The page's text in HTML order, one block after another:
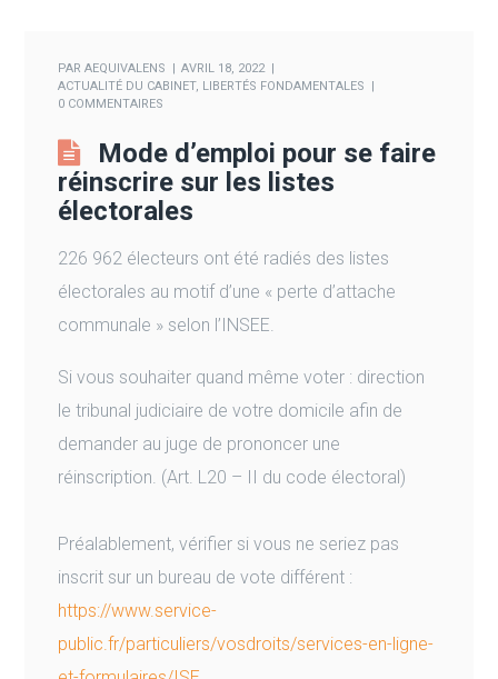
PARAEQUIVALENS
AVRIL 18, 2022
ACTUALITÉ DU CABINET, LIBERTÉS FONDAMENTALES
0 COMMENTAIRES
Mode d’emploi pour se faire
réinscrire sur les listes
électorales
226 962 électeurs ont été radiés des listes
électorales au motif d’une « perte d’attache
communale » selon l’INSEE.
Si vous souhaiter quand même voter : direction
le tribunal judiciaire de votre domicile afin de
demander au juge de prononcer une
réinscription. (Art. L20 – II du code électoral)
Préalablement, vérifier si vous ne seriez pas
inscrit sur un bureau de vote différent :
https://www.service-
public.fr/particuliers/vosdroits/services-en-ligne-